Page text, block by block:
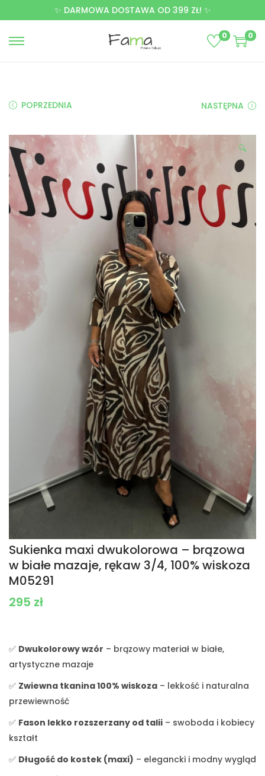
✨ DARMOWA DOSTAWA OD 399 ZŁ! ✨
0 0
POPRZEDNIA NASTĘPNA
🔍
Sukienka maxi dwukolorowa – brązowa
w białe mazaje, rękaw 3/4, 100% wiskoza
M05291
295 zł
✅ Dwukolorowy wzór – brązowy materiał w białe,
artystyczne mazaje
✅ Zwiewna tkanina 100% wiskoza – lekkość i naturalna
przewiewność
✅ Fason lekko rozszerzany od talii – swoboda i kobiecy
kształt
✅ Długość do kostek (maxi) – elegancki i modny wygląd